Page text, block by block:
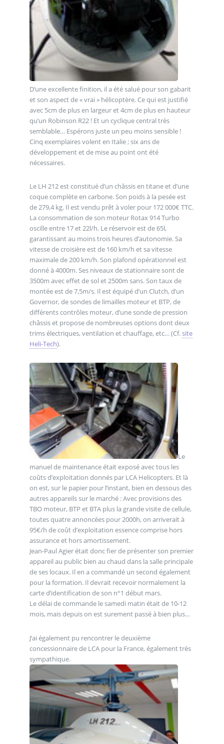
D’une excellente finition, il a été salué pour son gabarit
et son aspect de « vrai » hélicoptère. Ce qui est justifié
avec 5cm de plus en largeur et 4cm de plus en hauteur
qu’un Robinson R22 ! Et un cyclique central très
semblable… Espérons juste un peu moins sensible !
Cinq exemplaires volent en Italie ; six ans de
développement et de mise au point ont été
nécessaires.
Le LH 212 est constitué d’un châssis en titane et d’une
coque complète en carbone. Son poids à la pesée est
de 279,4 kg. Il est vendu prêt à voler pour 172 000€ TTC.
La consommation de son moteur Rotax 914 Turbo
oscille entre 17 et 22l/h. Le réservoir est de 65l,
garantissant au moins trois heures d’autonomie. Sa
vitesse de croisière est de 160 km/h et sa vitesse
maximale de 200 km/h. Son plafond opérationnel est
donné à 4000m. Ses niveaux de stationnaire sont de
3500m avec effet de sol et 2500m sans. Son taux de
montée est de 7,5m/s. Il est équipé d’un Clutch, d’un
Governor, de sondes de limailles moteur et BTP, de
différents contrôles moteur, d’une sonde de pression
châssis et propose de nombreuses options dont deux
trims électriques, ventilation et chauffage, etc… (Cf.site
Heli-Tech).
Le
manuel de maintenance était exposé avec tous les
coûts d’exploitation donnés par LCA Helicopters. Et là
on est, sur le papier pour l’instant, bien en dessous des
autres appareils sur le marché : Avec provisions des
TBO moteur, BTP et BTA plus la grande visite de cellule,
toutes quatre annoncées pour 2000h, on arriverait à
95€/h de coût d’exploitation essence comprise hors
assurance et hors amortissement.
Jean-Paul Agier était donc fier de présenter son premier
appareil au public bien au chaud dans la salle principale
de ses locaux. Il en a commandé un second également
pour la formation. Il devrait recevoir normalement la
carte d’identification de son n°1 début mars.
Le délai de commande le samedi matin était de 10-12
mois, mais depuis on est surement passé à bien plus…
J’ai également pu rencontrer le deuxième
concessionnaire de LCA pour la France, également très
sympathique.